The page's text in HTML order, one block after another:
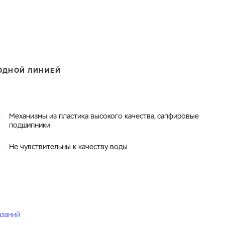
ЛИНИЕЙ
Механизмы из пластика высокого качества, сапфировые
подшипники
Не чувствительны к качеству воды